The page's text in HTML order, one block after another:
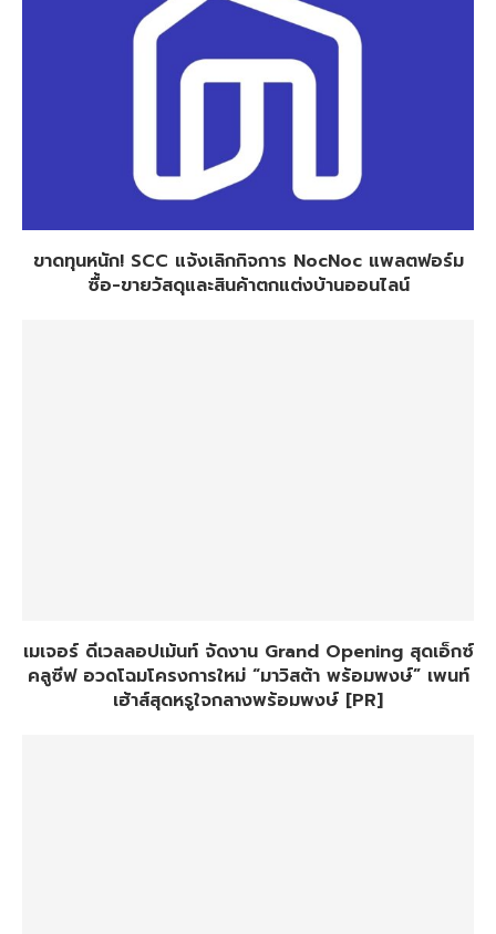
ขาดทุนหนัก! SCC แจ้งเลิกกิจการ NocNoc แพลตฟอร์ม
ซื้อ-ขายวัสดุและสินค้าตกแต่งบ้านออนไลน์
เมเจอร์ ดีเวลลอปเม้นท์ จัดงาน Grand Opening สุดเอ็กซ์
คลูซีฟ อวดโฉมโครงการใหม่ “มาวิสต้า พร้อมพงษ์” เพนท์
เฮ้าส์สุดหรูใจกลางพร้อมพงษ์ [PR]